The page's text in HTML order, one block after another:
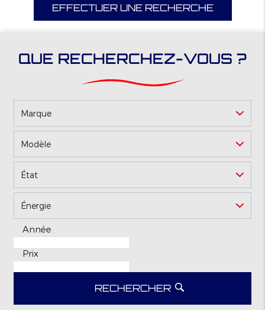
EFFECTUER UNE RECHERCHE
QUE RECHERCHEZ-VOUS ?
*
Année
Prix
RECHERCHER